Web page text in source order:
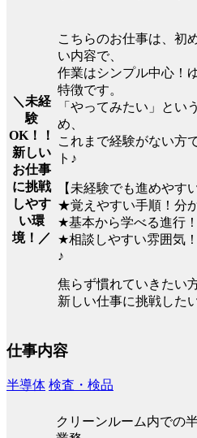
＼未経
験
OK！！
新しい
お仕事
に挑戦
しやす
い環
境！／
こちらのお仕事は、初
い内容で、
作業はシンプル中心！
特徴です。
「やってみたい」とい
め、
これまで経験がない方
ト♪
【未経験でも進めやす
★覚えやすい手順！分
★基本から学べる進行
★相談しやすい雰囲気
♪
焦らず慣れていきたい
新しい仕事に挑戦した
仕事内容
半導体 検査・検品
クリーンルーム内での